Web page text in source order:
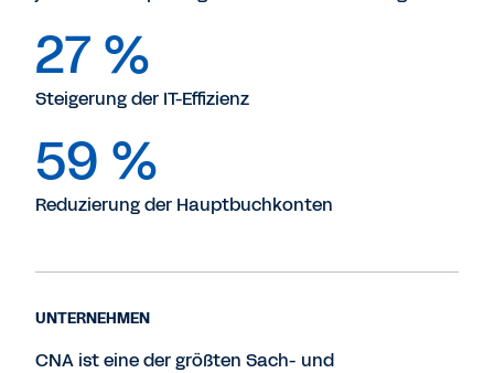
27 %
Steigerung der IT-Effizienz
59 %
Reduzierung der Hauptbuchkonten
UNTERNEHMEN
CNA ist eine der größten Sach- und